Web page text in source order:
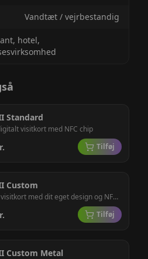
Vandtæt / vejrbestandig
hotel,
Standard
visitkort med NFC chip
Tilføj
Custom
med dit eget design og NFC
Tilføj
Custom Metal